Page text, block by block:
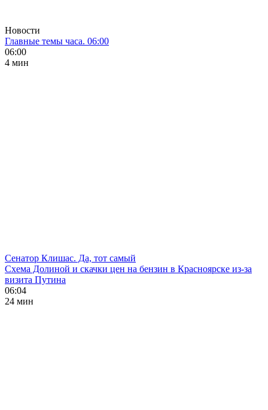
Новости
Главные темы часа. 06:00
06:00
4 мин
Сенатор Клишас. Да, тот самый
Схема Долиной и скачки цен на бензин в Красноярске из-за
визита Путина
06:04
24 мин